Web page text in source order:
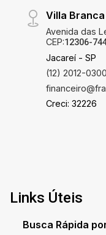
Villa Branca
Avenida das
CEP:12306-
Jacareí - SP
(12) 2012-0300
Creci: 32226
Links Úteis
Busca Rápida